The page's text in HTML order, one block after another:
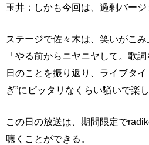
玉井：しかも今回は、過剰バー
ステージで佐々木は、笑いがこ
「やる前からニヤニヤして。歌
日のことを振り返り、ライブタ
ぎ”にピッタリなくらい騒いで楽
この日の放送は、期間限定で
聴くことができる。